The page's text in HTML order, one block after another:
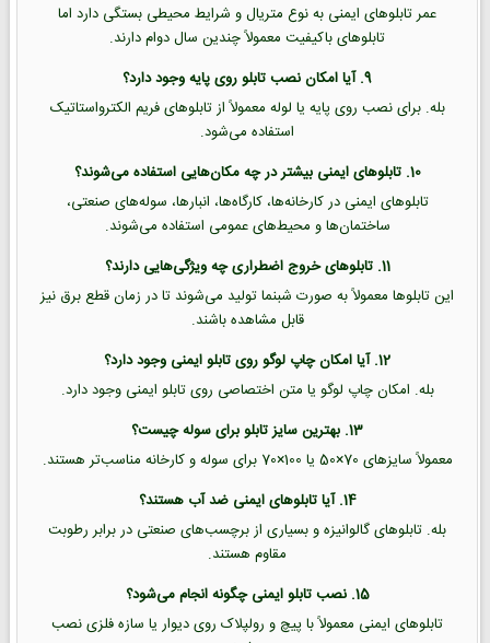
عمر تابلوهای ایمنی به نوع متریال و شرایط محیطی بستگی دارد اما
تابلوهای باکیفیت معمولاً چندین سال دوام دارند.
9. آیا امکان نصب تابلو روی پایه وجود دارد؟
بله. برای نصب روی پایه یا لوله معمولاً از تابلوهای فریم الکترواستاتیک
استفاده می‌شود.
10. تابلوهای ایمنی بیشتر در چه مکان‌هایی استفاده می‌شوند؟
تابلوهای ایمنی در کارخانه‌ها، کارگاه‌ها، انبارها، سوله‌های صنعتی،
ساختمان‌ها و محیط‌های عمومی استفاده می‌شوند.
11. تابلوهای خروج اضطراری چه ویژگی‌هایی دارند؟
این تابلوها معمولاً به صورت شبنما تولید می‌شوند تا در زمان قطع برق نیز
قابل مشاهده باشند.
12. آیا امکان چاپ لوگو روی تابلو ایمنی وجود دارد؟
بله. امکان چاپ لوگو یا متن اختصاصی روی تابلو ایمنی وجود دارد.
13. بهترین سایز تابلو برای سوله چیست؟
معمولاً سایزهای 70×50 یا 100×70 برای سوله و کارخانه مناسب‌تر هستند.
14. آیا تابلوهای ایمنی ضد آب هستند؟
بله. تابلوهای گالوانیزه و بسیاری از برچسب‌های صنعتی در برابر رطوبت
مقاوم هستند.
15. نصب تابلو ایمنی چگونه انجام می‌شود؟
تابلوهای ایمنی معمولاً با پیچ و رولپلاک روی دیوار یا سازه فلزی نصب